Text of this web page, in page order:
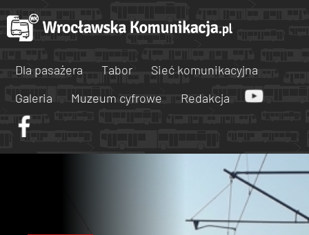
Dla pasażera Tabor
Sieć komunikacyjna
Galeria
Muzeum cyfrowe Redakcja